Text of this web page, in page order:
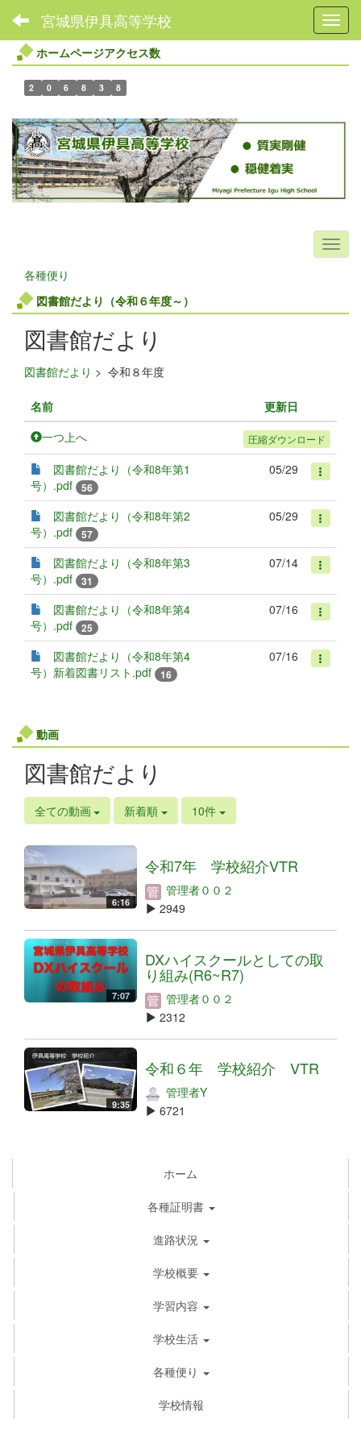
宮城県伊具高等学校
ホームページアクセス数
2 0 6 8 3 8
各種便り
図書館だより（令和６年度～）
図書館だより
図書館だより > 令和８年度
名前
更新日
一つ上へ
圧縮ダウンロード
図書館だより（令和8年第1
号）.pdf
56
05/29
図書館だより（令和8年第2
号）.pdf
57
05/29
図書館だより（令和8年第3
号）.pdf
31
07/14
図書館だより（令和8年第4
号）.pdf
25
07/16
図書館だより（令和8年第4
号）新着図書リスト.pdf
16
07/16
動画
図書館だより
全ての動画 新着順 10件
6:16
令和7年 学校紹介VTR
管理者００２
2949
7:07
DXハイスクールとしての取
り組み(R6~R7)
管理者００２
2312
9:35
令和６年 学校紹介 VTR
管理者Y
6721
ホーム
各種証明書
進路状況
学校概要
学習内容
学校生活
各種便り
学校情報